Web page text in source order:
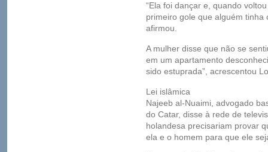
“Ela foi dançar e, quando
primeiro gole que alguém tinha
afirmou.
A mulher disse que não se
em um apartamento
sido estuprada”, acrescentou
Lei islâmica
Najeeb al-Nuaimi, advogado
do Catar, disse à rede de
holandesa precisariam provar
ela e o homem para que ele